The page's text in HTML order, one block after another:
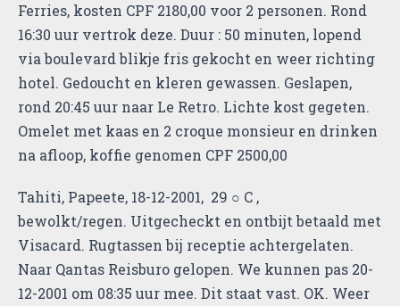
Ferries, kosten CPF 2180,00 voor 2 personen. Rond
16:30 uur vertrok deze. Duur : 50 minuten, lopend
via boulevard blikje fris gekocht en weer richting
hotel. Gedoucht en kleren gewassen. Geslapen,
rond 20:45 uur naar Le Retro. Lichte kost gegeten.
Omelet met kaas en 2 croque monsieur en drinken
na afloop, koffie genomen CPF 2500,00
Tahiti, Papeete, 18-12-2001, 29 ○ C ,
bewolkt/regen. Uitgecheckt en ontbijt betaald met
Visacard. Rugtassen bij receptie achtergelaten.
Naar Qantas Reisburo gelopen. We kunnen pas 20-
12-2001 om 08:35 uur mee. Dit staat vast. OK. Weer